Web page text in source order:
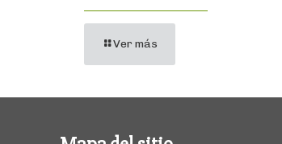
Ver más